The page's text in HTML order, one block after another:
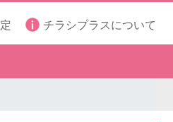
チラシプラスについて